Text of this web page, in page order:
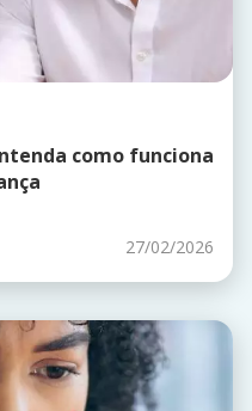
como funciona
27/02/2026